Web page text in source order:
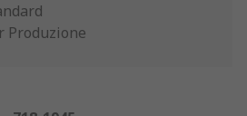
Produzione